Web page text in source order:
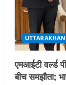
एमआईटी वर्ल्ड
बीच समझौता;